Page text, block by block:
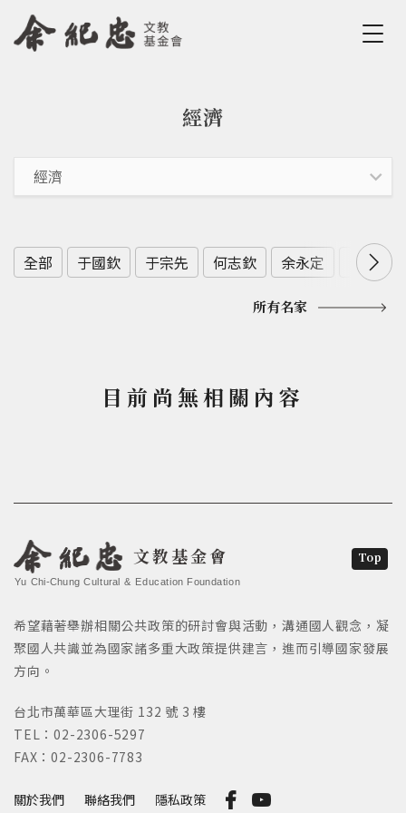
Jump to Navigation
Jump to Main content
經濟
全部 于國欽 于宗先 何志欽 余永定 余範英
所有名家
目前尚無相關內容
文教基金會
Yu Chi-Chung Cultural & Education Foundation
關於我們 聯絡我們 隱私政策
希望藉著舉辦相關公共政策的研討會與活動，溝通國人觀念，凝
聚國人共識並為國家諸多重大政策提供建言，進而引導國家發展
方向。
台北市萬華區大理街 132 號 3 樓
TEL：02-2306-5297
FAX：02-2306-7783
Top